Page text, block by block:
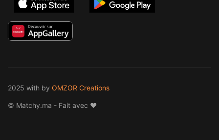
2025 with by OMZOR Creations
© Matchy.ma - Fait avec ❤️